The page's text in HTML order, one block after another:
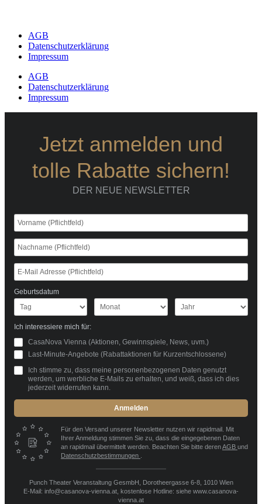
AGB
Datenschutzerklärung
Impressum
AGB
Datenschutzerklärung
Impressum
Jetzt anmelden und
tolle Rabatte sichern!
DER NEUE NEWSLETTER
Geburtsdatum
Ich interessiere mich für:
CasaNova Vienna (Aktionen, Gewinnspiele, News, uvm.)
Last-Minute-Angebote (Rabattaktionen für Kurzentschlossene)
Ich stimme zu, dass meine personenbezogenen Daten genutzt
werden, um werbliche E-Mails zu erhalten, und weiß, dass ich dies
jederzeit widerrufen kann.
Anmelden
Für den Versand unserer Newsletter nutzen wir rapidmail. Mit
Ihrer Anmeldung stimmen Sie zu, dass die eingegebenen Daten
an rapidmail übermittelt werden. Beachten Sie bitte derenAGB und
Datenschutzbestimmungen
Punch Theater Veranstaltung GesmbH, Dorotheergasse 6-8, 1010 Wien
E-Mail: info@casanova-vienna.at, kostenlose Hotline: siehe www.casanova-
vienna.at